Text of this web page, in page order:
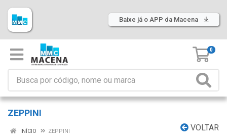
Baixe já o APP da Macena
0
ZEPPINI
VOLTAR
INÍCIO ZEPPINI